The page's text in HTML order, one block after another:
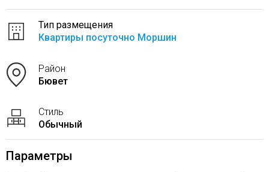
Тип размещения
Квартиры посуточно Моршин
Район
Бювет
Стиль
Обычный
Параметры